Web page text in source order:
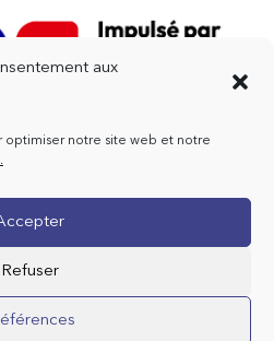
aux
optimiser notre site web et notre
Refuser
nous
91 47 72